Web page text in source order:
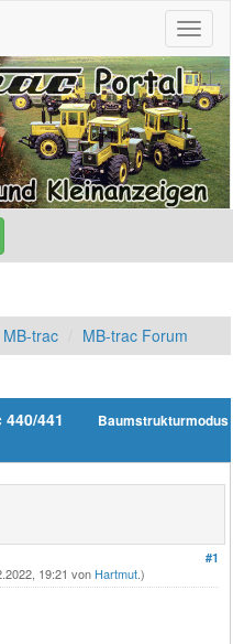
trac MB-trac Forum
Baumstrukturmodus
441
#1
19:21 von Hartmut.)